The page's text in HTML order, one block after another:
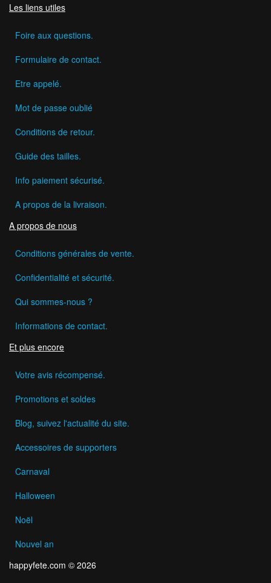
Les liens utiles
Foire aux questions.
Formulaire de contact.
Etre appelé.
Mot de passe oublié
Conditions de retour.
Guide des tailles.
Info paiement sécurisé.
A propos de la livraison.
A propos de nous
Conditions générales de vente.
Confidentialité et sécurité.
Qui sommes-nous ?
Informations de contact.
Et plus encore
Votre avis récompensé.
Promotions et soldes
Blog, suivez l'actualité du site.
Accessoires de supporters
Carnaval
Halloween
Noël
Nouvel an
happyfete.com © 2026